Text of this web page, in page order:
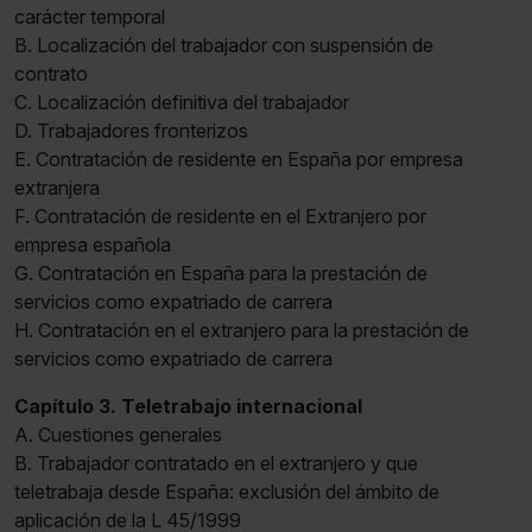
carácter temporal
B. Localización del trabajador con suspensión de
contrato
C. Localización definitiva del trabajador
D. Trabajadores fronterizos
E. Contratación de residente en España por empresa
extranjera
F. Contratación de residente en el Extranjero por
empresa española
G. Contratación en España para la prestación de
servicios como expatriado de carrera
H. Contratación en el extranjero para la prestación de
servicios como expatriado de carrera
Capítulo 3. Teletrabajo internacional
A. Cuestiones generales
B. Trabajador contratado en el extranjero y que
teletrabaja desde España: exclusión del ámbito de
aplicación de la L 45/1999